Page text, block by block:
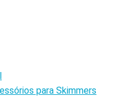
para Skimmers